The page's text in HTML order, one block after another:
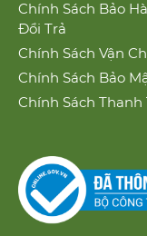
Chính Sách Bảo
Đổi Trả
Chính Sách Vận
Chính Sách Bảo
Chính Sách Thanh